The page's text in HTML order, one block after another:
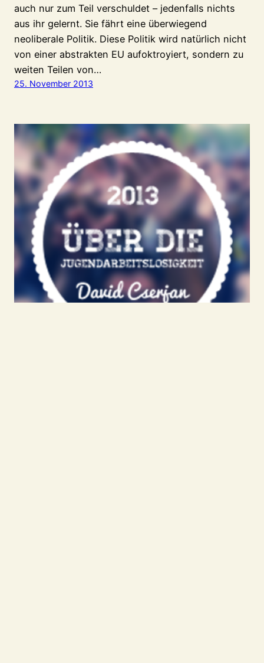
auch nur zum Teil verschuldet – jedenfalls nichts
aus ihr gelernt. Sie fährt eine überwiegend
neoliberale Politik. Diese Politik wird natürlich nicht
von einer abstrakten EU aufoktroyiert, sondern zu
weiten Teilen von…
25. November 2013